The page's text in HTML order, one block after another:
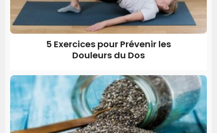
5 Exercices pour Prévenir les
Douleurs du Dos